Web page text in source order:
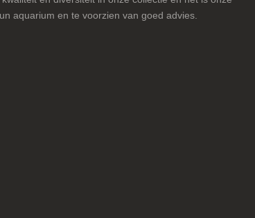
aquarium en te voorzien van goed advies.